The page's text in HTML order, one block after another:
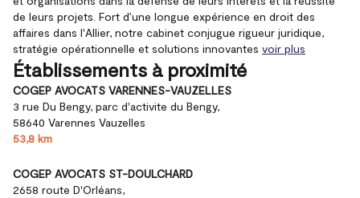
de leurs projets. Fort d’une longue expérience en droit des
affaires dans l'Allier, notre cabinet conjugue rigueur juridique,
stratégie opérationnelle et solutions innovantes voir plus
Établissements à proximité
COGEP AVOCATS VARENNES-VAUZELLES
3 rue Du Bengy, parc d'activite du Bengy,
58640 Varennes Vauzelles
53,8 km
COGEP AVOCATS ST-DOULCHARD
2658 route D'Orléans,